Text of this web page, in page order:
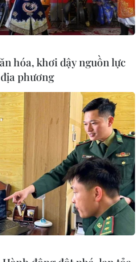
cam kết thanh toán
ngoài
mới đắc cử Argentina Alberto
phủ của ông sẽ cố gắng trả
này nhưng không sử dụng các
bụng.”
hóa, khơi dậy nguồn lực
phương